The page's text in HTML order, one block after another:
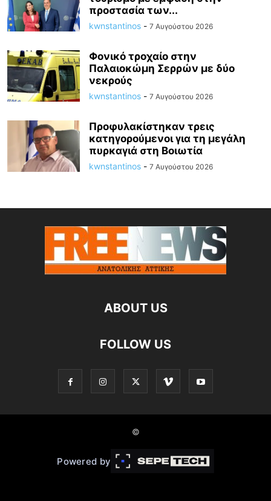
προστασία των...
kwnstantinos - 7 Αυγούστου 2026
Φονικό τροχαίο στην
Παλαιοκώμη Σερρών με δύο
νεκρούς
kwnstantinos - 7 Αυγούστου 2026
Προφυλακίστηκαν τρεις
κατηγορούμενοι για τη μεγάλη
πυρκαγιά στη Βοιωτία
kwnstantinos - 7 Αυγούστου 2026
ABOUT US
FOLLOW US
©
Powered by